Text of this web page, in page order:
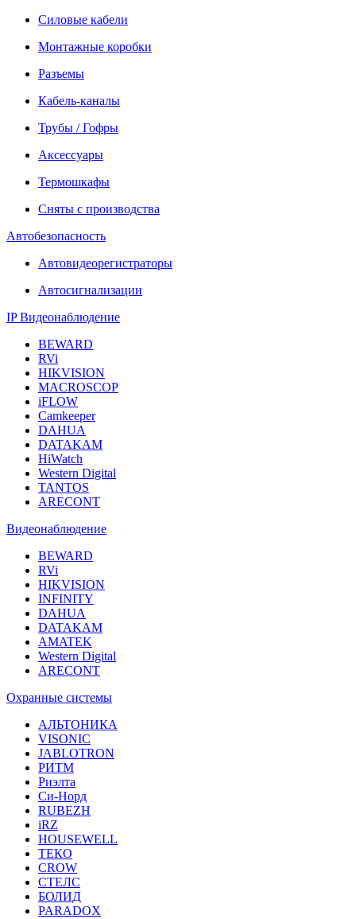
Силовые кабели
Монтажные коробки
Разъемы
Кабель-каналы
Трубы / Гофры
Аксессуары
Термошкафы
Сняты с производства
Автобезопасность
Автовидеорегистраторы
Автосигнализации
IP Видеонаблюдение
BEWARD
RVi
HIKVISION
MACROSCOP
iFLOW
Camkeeper
DAHUA
DATAKAM
HiWatch
Western Digital
TANTOS
ARECONT
Видеонаблюдение
BEWARD
RVi
HIKVISION
INFINITY
DAHUA
DATAKAM
AMATEK
Western Digital
ARECONT
Охранные системы
АЛЬТОНИКА
VISONIC
JABLOTRON
РИТМ
Риэлта
Си-Норд
RUBEZH
iRZ
HOUSEWELL
ТЕКО
CROW
СТЕЛС
БОЛИД
PARADOX